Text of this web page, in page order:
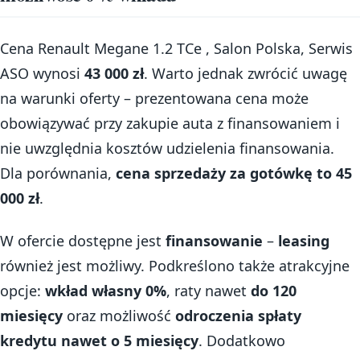
Cena Renault Megane 1.2 TCe , Salon Polska, Serwis
ASO wynosi 43 000 zł. Warto jednak zwrócić uwagę
na warunki oferty – prezentowana cena może
obowiązywać przy zakupie auta z finansowaniem i
nie uwzględnia kosztów udzielenia finansowania.
Dla porównania, cena sprzedaży za gotówkę to 45
000 zł.
W ofercie dostępne jest finansowanie – leasing
również jest możliwy. Podkreślono także atrakcyjne
opcje: wkład własny 0%, raty nawet do 120
miesięcy oraz możliwość odroczenia spłaty
kredytu nawet o 5 miesięcy. Dodatkowo